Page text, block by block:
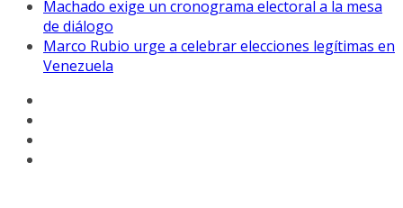
Machado exige un cronograma electoral a la mesa
de diálogo
Marco Rubio urge a celebrar elecciones legítimas en
Venezuela